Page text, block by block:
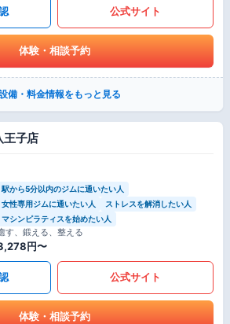
公式サイト
体験・相談予約
備・料金情報をもっと見る
王子店
駅から5分以内のジムに通いたい人
女性専用ジムに通いたい人
ストレスを解消したい人
マシンピラティスを始めたい人
す、鍛える、整える
円〜
公式サイト
体験・相談予約